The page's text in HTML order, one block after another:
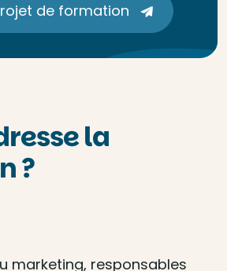
de formation
la
?
marketing, responsables